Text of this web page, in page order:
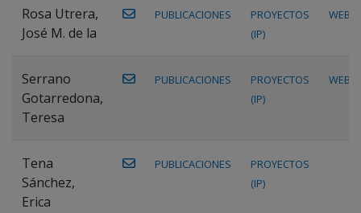
Rosa Utrera,
José M. de la
PUBLICACIONES
PROYECTOS
(IP)
WEB
Serrano
Gotarredona,
Teresa
PUBLICACIONES
PROYECTOS
(IP)
WEB
Tena
Sánchez,
Erica
PUBLICACIONES
PROYECTOS
(IP)